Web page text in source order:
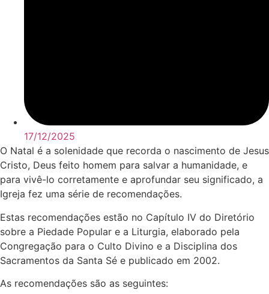
17/12/2025
O Natal é a solenidade que recorda o nascimento de Jesus
Cristo, Deus feito homem para salvar a humanidade, e
para vivê-lo corretamente e aprofundar seu significado, a
Igreja fez uma série de recomendações.
Estas recomendações estão no Capítulo IV do Diretório
sobre a Piedade Popular e a Liturgia, elaborado pela
Congregação para o Culto Divino e a Disciplina dos
Sacramentos da Santa Sé e publicado em 2002.
As recomendações são as seguintes: